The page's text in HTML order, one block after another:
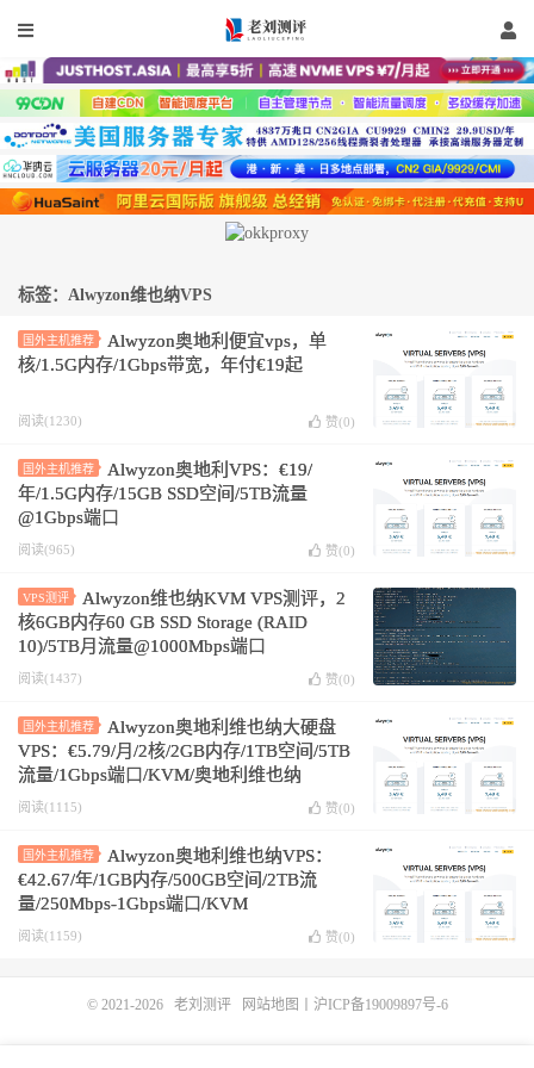
标签：Alwyzon维也纳VPS
国外主机推荐
Alwyzon奥地利便宜vps，单
核/1.5G内存/1Gbps带宽，年付€19起
阅读(1230) 赞(0)
国外主机推荐
Alwyzon奥地利VPS：€19/
年/1.5G内存/15GB SSD空间/5TB流量
@1Gbps端口
阅读(965) 赞(0)
VPS测评
Alwyzon维也纳KVM VPS测评，2
核6GB内存60 GB SSD Storage (RAID
10)/5TB月流量@1000Mbps端口
阅读(1437) 赞(0)
国外主机推荐
Alwyzon奥地利维也纳大硬盘
VPS：€5.79/月/2核/2GB内存/1TB空间/5TB
流量/1Gbps端口/KVM/奥地利维也纳
阅读(1115) 赞(0)
国外主机推荐
Alwyzon奥地利维也纳VPS：
€42.67/年/1GB内存/500GB空间/2TB流
量/250Mbps-1Gbps端口/KVM
阅读(1159) 赞(0)
© 2021-2026 老刘测评 网站地图 沪ICP备19009897号-6